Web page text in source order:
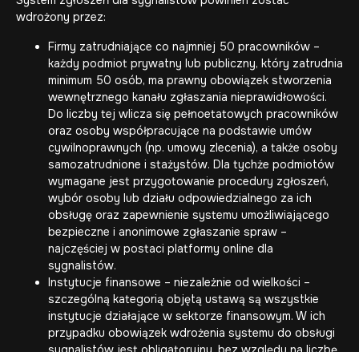
wdrożony przez:
Firmy zatrudniające co najmniej 50 pracowników –
każdy podmiot prywatny lub publiczny, który zatrudnia
minimum 50 osób, ma prawny obowiązek stworzenia
wewnętrznego kanału zgłaszania nieprawidłowości.
Do liczby tej wlicza się pełnoetatowych pracowników
oraz osoby współpracujące na podstawie umów
cywilnoprawnych (np. umowy zlecenia), a także osoby
samozatrudnione i stażystów. Dla tychże podmiotów
wymagane jest przygotowanie procedury zgłoszeń,
wybór osoby lub działu odpowiedzialnego za ich
obsługę oraz zapewnienie systemu umożliwiającego
bezpieczne i anonimowe zgłaszanie spraw –
najczęściej w postaci platformy online dla
sygnalistów.
Instytucje finansowe – niezależnie od wielkości –
szczególną kategorią objętą ustawą są wszystkie
instytucje działające w sektorze finansowym. W ich
przypadku obowiązek wdrożenia systemu do obsługi